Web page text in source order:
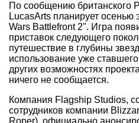
По сообщению британского
LucasArts планирует осенью
Wars Battlefront 2". Игра
приставок следующего
путешествие в глубины
использование уже
других возможностях
ничего не сообщается.
Компания Flagship Studios,
сотрудников компании